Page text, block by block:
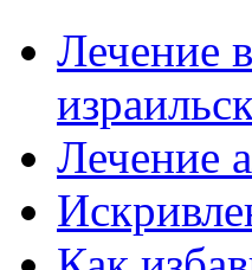
Лечение
Лечение